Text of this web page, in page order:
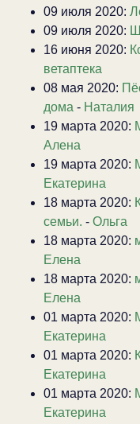
09 июля 2020:
09 июля 2020:
16 июня 2020:
ветаптека
08 мая 2020:
дома - Наталия
19 марта 2020:
Алена
19 марта 2020:
Екатерина
18 марта 2020:
семьи. - Ольга
18 марта 2020:
Елена
18 марта 2020:
Елена
01 марта 2020:
Екатерина
01 марта 2020:
Екатерина
01 марта 2020:
Екатерина